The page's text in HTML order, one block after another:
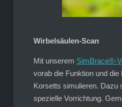
Wirbelsäulen-Scan
Mit unserem SimBrace®-
vorab die Funktion und
Korsetts simulieren. Dazu
spezielle Vorrichtung.